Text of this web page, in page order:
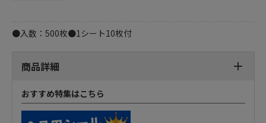
●入数：500枚●1シート10枚付
商品詳細
おすすめ特集はこちら